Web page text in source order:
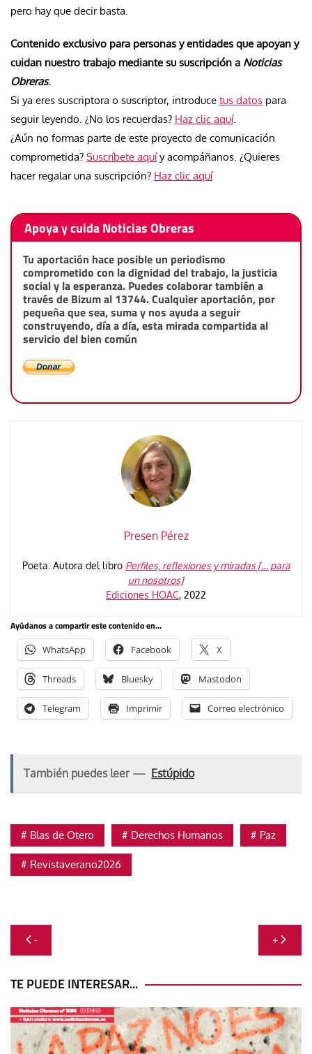
pero hay que decir basta.
Contenido exclusivo para personas y entidades que apoyan y
cuidan nuestro trabajo mediante su suscripción a Noticias
Obreras.
Si ya eres suscriptora o suscriptor, introduce tus datos para
seguir leyendo. ¿No los recuerdas? Haz clic aquí.
¿Aún no formas parte de este proyecto de comunicación
comprometida? Suscríbete aquíy acompáñanos. ¿Quieres
hacer regalar una suscripción? Haz clic aquí
Apoya y cuida Noticias Obreras
Tu aportación hace posible un periodismo
comprometido con la dignidad del trabajo, la justicia
social y la esperanza. Puedes colaborar también a
través de Bizum al 13744. Cualquier aportación, por
pequeña que sea, suma y nos ayuda a seguir
construyendo, día a día, esta mirada compartida al
servicio del bien común
Presen Pérez
Poeta. Autora del libro Perfiles, reflexiones y miradas [… para
un nosotros]
Ediciones HOAC, 2022
Ayúdanos a compartir este contenido en...
WhatsApp Facebook X
Threads Bluesky Mastodon
Telegram Imprimir Correo electrónico
También puedes leer — Estúpido
Blas de Otero Derechos Humanos Paz
Revistaverano2026
Navegación
de
entradas
- +
TE PUEDE INTERESAR...